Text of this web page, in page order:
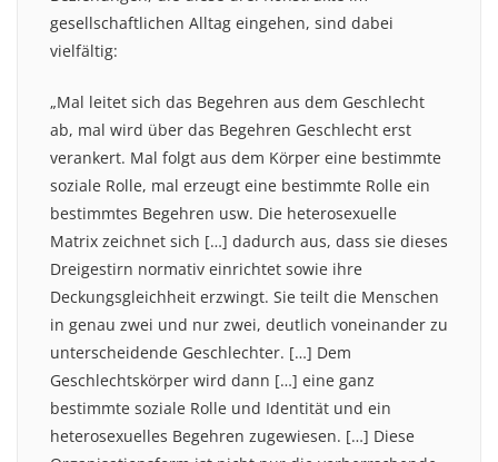
gesellschaftlichen Alltag eingehen, sind dabei
vielfältig:
„Mal leitet sich das Begehren aus dem Geschlecht
ab, mal wird über das Begehren Geschlecht erst
verankert. Mal folgt aus dem Körper eine bestimmte
soziale Rolle, mal erzeugt eine bestimmte Rolle ein
bestimmtes Begehren usw. Die heterosexuelle
Matrix zeichnet sich […] dadurch aus, dass sie dieses
Dreigestirn normativ einrichtet sowie ihre
Deckungsgleichheit erzwingt. Sie teilt die Menschen
in genau zwei und nur zwei, deutlich voneinander zu
unterscheidende Geschlechter. […] Dem
Geschlechtskörper wird dann […] eine ganz
bestimmte soziale Rolle und Identität und ein
heterosexuelles Begehren zugewiesen. […] Diese